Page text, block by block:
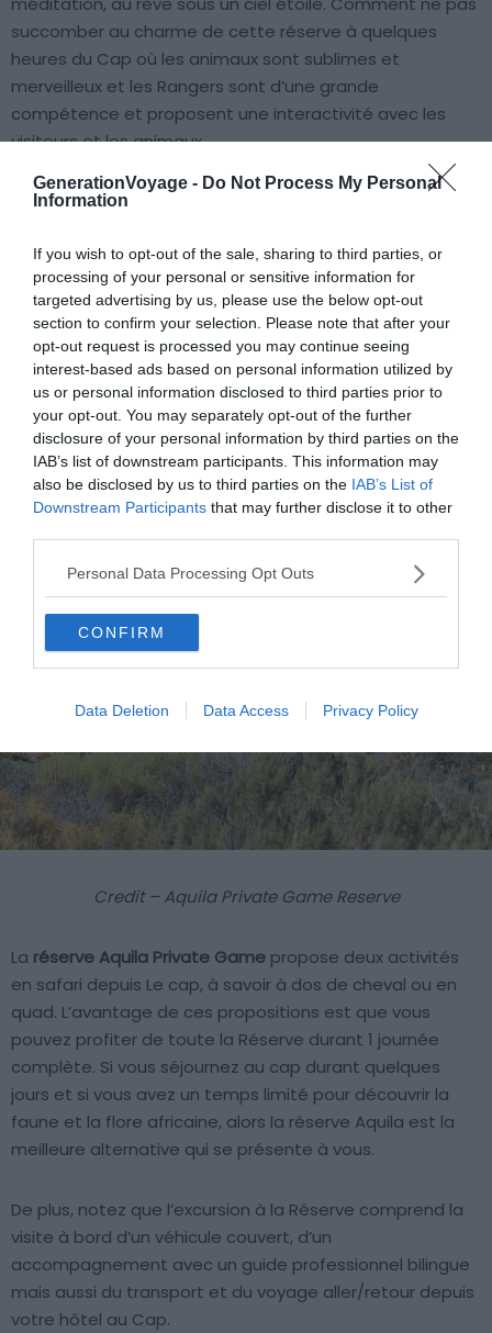
GenerationVoyage - Do Not Process My Personal
Information
If you wish to opt-out of the sale, sharing to third parties, or
processing of your personal or sensitive information for
targeted advertising by us, please use the below opt-out
section to confirm your selection. Please note that after your
opt-out request is processed you may continue seeing
interest-based ads based on personal information utilized by
us or personal information disclosed to third parties prior to
your opt-out. You may separately opt-out of the further
disclosure of your personal information by third parties on the
IAB’s list of downstream participants. This information may
also be disclosed by us to third parties on the IAB’s List of
Downstream Participants that may further disclose it to other
Personal Data Processing Opt Outs
CONFIRM
Data Deletion Data Access Privacy Policy
succomber au charme de cette réserve à quelques
heures du Cap où les animaux sont sublimes et
merveilleux et les Rangers sont d’une grande
compétence et proposent une interactivité avec les
visiteurs et les animaux.
À lire aussi sur le guide Le Cap :
Visiter Le Cap : les 12 choses incontournables à faire
Dans quel quartier loger à Cape Town ?
Quel budget pour partir à Cape Town (Le Cap) ?
Plongée en cage avec le Grand Requin Blanc au Cap
A savoir
Credit – Aquila Private Game Reserve
La réserve Aquila Private Game propose deux activités
en safari depuis Le cap, à savoir à dos de cheval ou en
quad. L’avantage de ces propositions est que vous
pouvez profiter de toute la Réserve durant 1 journée
complète. Si vous séjournez au cap durant quelques
jours et si vous avez un temps limité pour découvrir la
faune et la flore africaine, alors la réserve Aquila est la
meilleure alternative qui se présente à vous.
De plus, notez que l’excursion à la Réserve comprend la
visite à bord d’un véhicule couvert, d’un
accompagnement avec un guide professionnel bilingue
mais aussi du transport et du voyage aller/retour depuis
votre hôtel au Cap.